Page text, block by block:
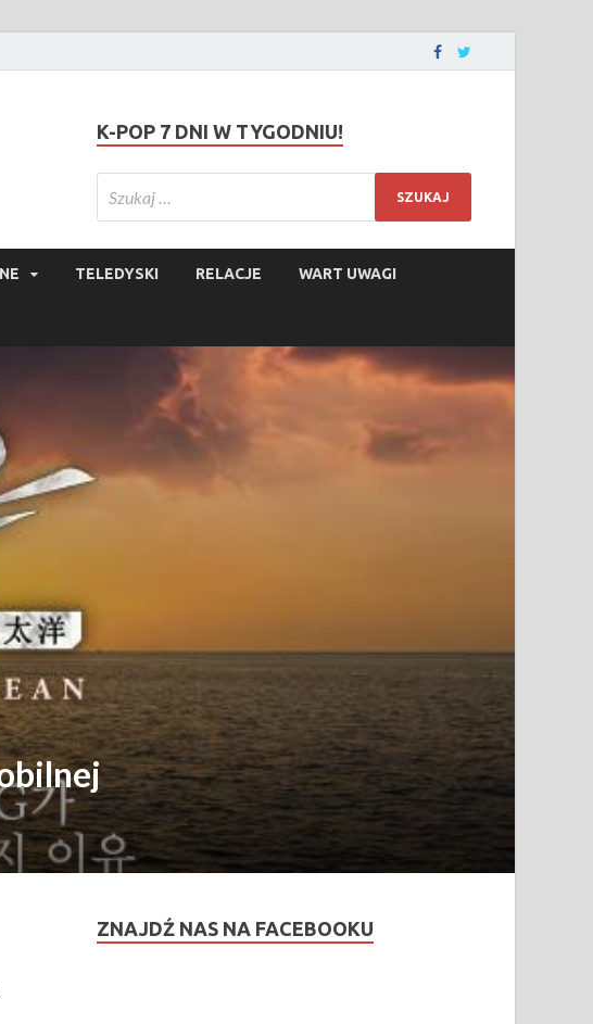
K-POP 7 DNI W TYGODNIU!
TELEDYSKI RELACJE WART UWAGI
ZNAJDŹ NAS NA FACEBOOKU